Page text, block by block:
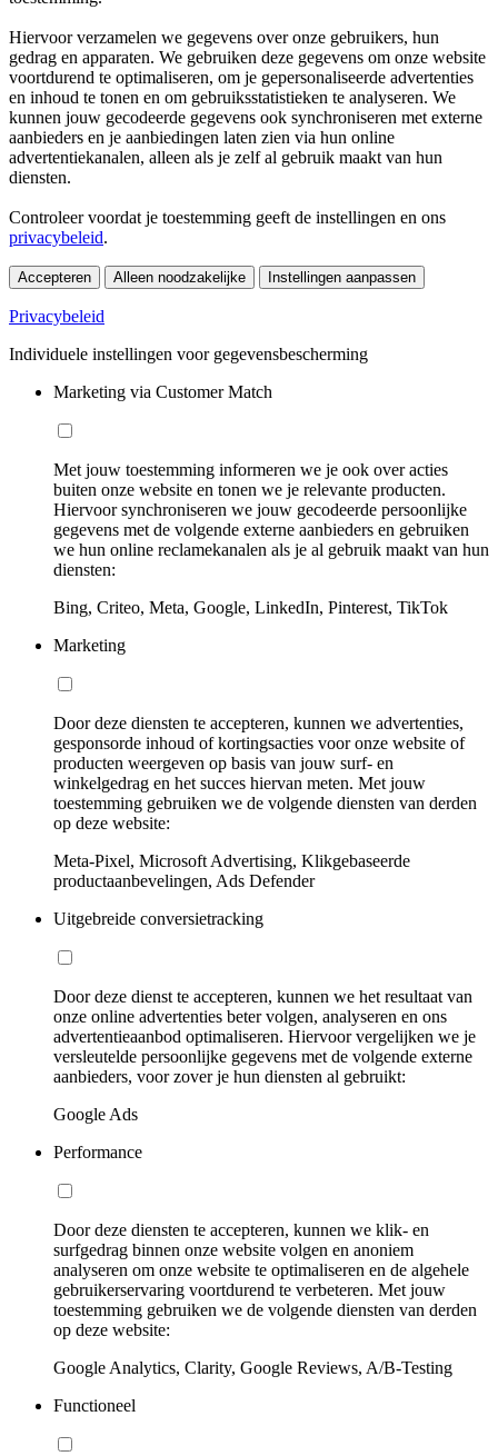
Hiervoor verzamelen we gegevens over onze gebruikers, hun
gedrag en apparaten. We gebruiken deze gegevens om onze website
voortdurend te optimaliseren, om je gepersonaliseerde advertenties
en inhoud te tonen en om gebruiksstatistieken te analyseren. We
kunnen jouw gecodeerde gegevens ook synchroniseren met externe
aanbieders en je aanbiedingen laten zien via hun online
advertentiekanalen, alleen als je zelf al gebruik maakt van hun
diensten.
Controleer voordat je toestemming geeft de instellingen en ons
privacybeleid.
Accepteren Alleen noodzakelijke Instellingen aanpassen
Privacybeleid
Individuele instellingen voor gegevensbescherming
Marketing via Customer Match
Met jouw toestemming informeren we je ook over acties
buiten onze website en tonen we je relevante producten.
Hiervoor synchroniseren we jouw gecodeerde persoonlijke
gegevens met de volgende externe aanbieders en gebruiken
we hun online reclamekanalen als je al gebruik maakt van hun
diensten:
Bing, Criteo, Meta, Google, LinkedIn, Pinterest, TikTok
Marketing
Door deze diensten te accepteren, kunnen we advertenties,
gesponsorde inhoud of kortingsacties voor onze website of
producten weergeven op basis van jouw surf- en
winkelgedrag en het succes hiervan meten. Met jouw
toestemming gebruiken we de volgende diensten van derden
op deze website:
Meta-Pixel, Microsoft Advertising, Klikgebaseerde
productaanbevelingen, Ads Defender
Uitgebreide conversietracking
Door deze dienst te accepteren, kunnen we het resultaat van
onze online advertenties beter volgen, analyseren en ons
advertentieaanbod optimaliseren. Hiervoor vergelijken we je
versleutelde persoonlijke gegevens met de volgende externe
aanbieders, voor zover je hun diensten al gebruikt:
Google Ads
Performance
Door deze diensten te accepteren, kunnen we klik- en
surfgedrag binnen onze website volgen en anoniem
analyseren om onze website te optimaliseren en de algehele
gebruikerservaring voortdurend te verbeteren. Met jouw
toestemming gebruiken we de volgende diensten van derden
op deze website:
Google Analytics, Clarity, Google Reviews, A/B-Testing
Functioneel